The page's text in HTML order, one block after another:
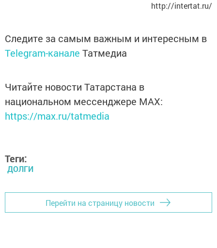
http://intertat.ru/
Следите за самым важным и интересным в
Telegram-канале Татмедиа
Читайте новости Татарстана в
национальном мессенджере MАХ:
https://max.ru/tatmedia
Теги:
ДОЛГИ
Перейти на страницу новости